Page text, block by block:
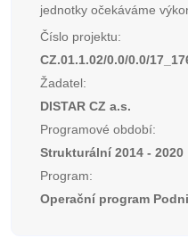
jednotky očekáváme
Číslo projektu:
CZ.01.1.02/0.0/0.0/
Žadatel:
DISTAR CZ a.s.
Programové období:
Strukturální 2014 - 2020
Program:
Operační program